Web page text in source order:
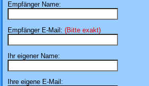
Empfänger Name:
Empfänger E-Mail: (Bitte exakt)
Ihr eigener Name:
Ihre eigene E-Mail: